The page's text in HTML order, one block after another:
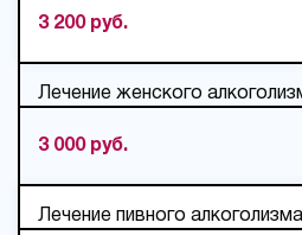
3 200 руб.
Лечение женского
3 000 руб.
Лечение пивного алкоголизма